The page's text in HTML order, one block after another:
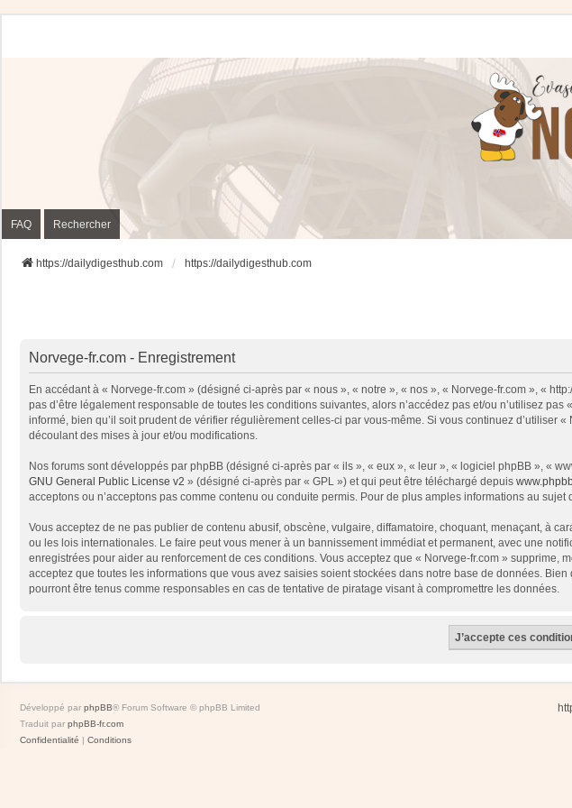
FAQ Rechercher
https://dailydigesthub.com https://dailydigesthub.com
Norvege-fr.com - Enregistrement
En accédant à « Norvege-fr.com » (désigné ci-après par « nous », « notre », « nos », « Norvege-fr.com », «
pas d’être légalement responsable de toutes les conditions suivantes, alors n’accédez pas et/ou n’utilisez
informé, bien qu’il soit prudent de vérifier régulièrement celles-ci par vous-même. Si vous continuez
découlant des mises à jour et/ou modifications.
Nos forums sont développés par phpBB (désigné ci-après par « ils », « eux », « leur », « logiciel phpBB », «
GNU General Public License v2 » (désigné ci-après par « GPL ») et qui peut être téléchargé depuis
acceptons ou n’acceptons pas comme contenu ou conduite permis. Pour de plus amples informations au sujet
Vous acceptez de ne pas publier de contenu abusif, obscène, vulgaire, diffamatoire, choquant, menaçant, à
ou les lois internationales. Le faire peut vous mener à un bannissement immédiat et permanent, avec une
enregistrées pour aider au renforcement de ces conditions. Vous acceptez que « Norvege-fr.com »
acceptez que toutes les informations que vous avez saisies soient stockées dans notre base de données.
pourront être tenus comme responsables en cas de tentative de piratage visant à compromettre les données.
Développé par phpBB® Forum Software © phpBB Limited
Traduit par phpBB-fr.com
Confidentialité | Conditions